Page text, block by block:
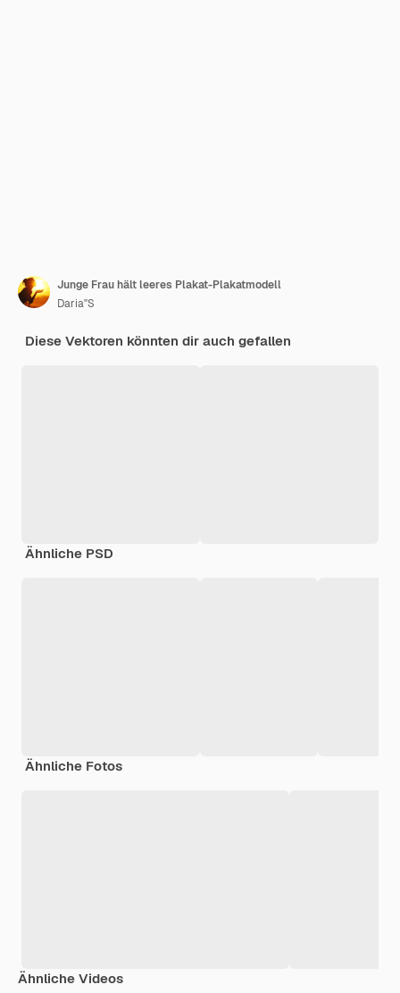
Junge Frau hält leeres Plakat-Plakatmodell
Daria''S
Diese Vektoren könnten dir auch gefallen
Ähnliche PSD
Ähnliche Fotos
Ähnliche Videos